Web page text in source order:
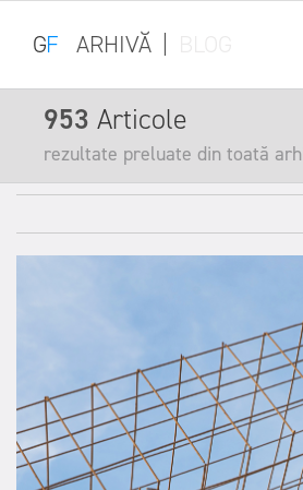
GF ARHIVĂ
953 Articole
rezultate preluate din toată